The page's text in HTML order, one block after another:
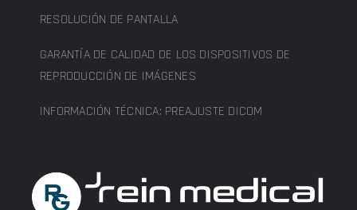
RESOLUCIÓN DE PANTALLA
GARANTÍA DE CALIDAD DE LOS DISPOSITIVOS DE
REPRODUCCIÓN DE IMÁGENES
INFORMACIÓN TÉCNICA: PREAJUSTE DICOM